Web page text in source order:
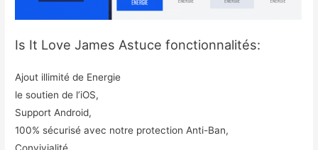
Is It Love James Astuce fonctionnalités:
Ajout illimité de Energie
le soutien de l’iOS,
Support Android,
100% sécurisé avec notre protection Anti-Ban,